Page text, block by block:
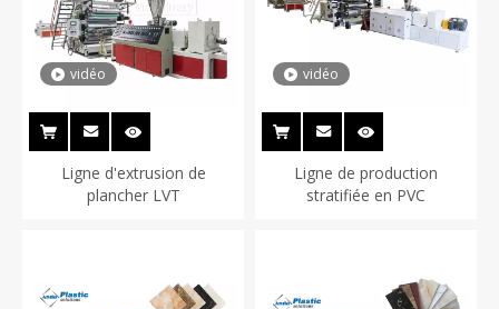
vidéo
Ligne d'extrusion de
plancher LVT
vidéo
Ligne de production
stratifiée en PVC